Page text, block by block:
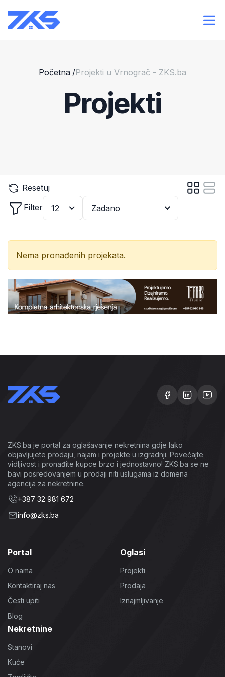
Početna /Projekti u Vrnograč - ZKS.ba
Projekti
Resetuj
Filter
12 Zadano
Nema pronađenih projekata.
ZKS.ba je portal za oglašavanje nekretnina gdje lako
objavljujete prodaju, najam i projekte u izgradnji. Povećajte
vidljivost i pronađite kupce brzo i jednostavno! ZKS.ba se ne
bavi posredovanjem u prodaji niti uslugama iz domena
agencija za nekretnine.
+387 32 981 672
info@zks.ba
Portal
O nama
Kontaktiraj nas
Česti upiti
Blog
Oglasi
Projekti
Prodaja
Iznajmljivanje
Nekretnine
Stanovi
Kuće